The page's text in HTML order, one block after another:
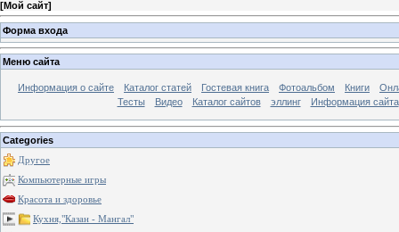
[Мой сайт]
Форма входа
Меню сайта
Информация о сайте Каталог статей Гостевая книга Фотоальбом Книги
Тесты
Видео Каталог сайтов эллинг Информация сайта
Categories
Другое
Компьютерные игры
Красота и здоровье
Кухня,"Казан - Мангал"